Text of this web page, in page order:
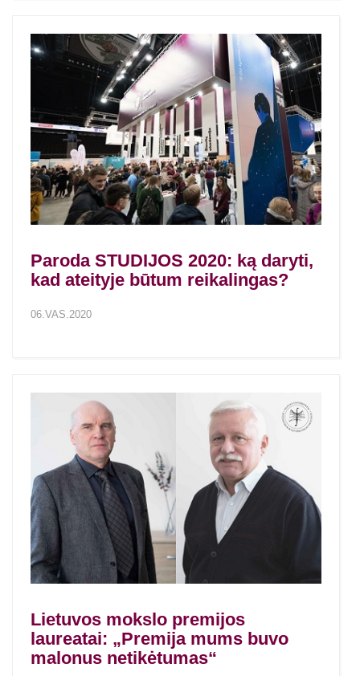
Paroda STUDIJOS 2020: ką daryti,
kad ateityje būtum reikalingas?
06.VAS.2020
Lietuvos mokslo premijos
laureatai: „Premija mums buvo
malonus netikėtumas“